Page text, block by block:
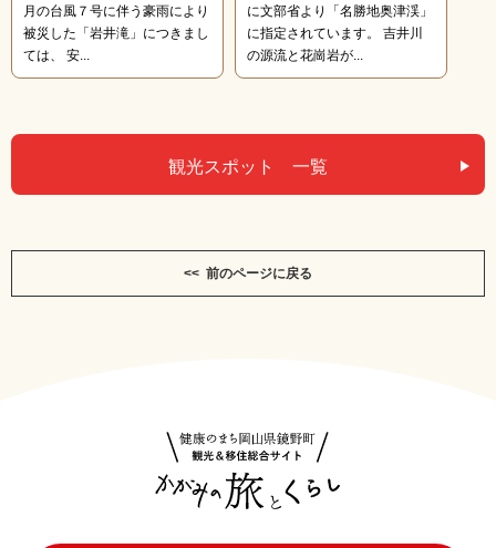
月の台風７号に伴う豪雨により
被災した「岩井滝」につきまし
ては、 安...
に文部省より「名勝地奥津渓」
に指定されています。 吉井川
の源流と花崗岩が...
観光スポット 一覧
<< 前のページに戻る